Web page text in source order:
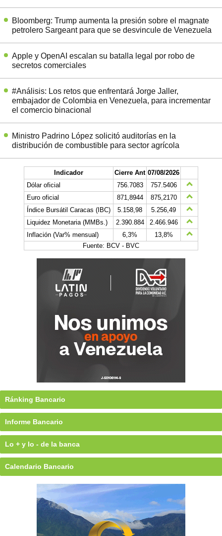
Bloomberg: Trump aumenta la presión sobre el magnate
petrolero Sargeant para que se desvincule de Venezuela
Apple y OpenAI escalan su batalla legal por robo de
secretos comerciales
#Análisis: Los retos que enfrentará Jorge Jaller,
embajador de Colombia en Venezuela, para incrementar
el comercio binacional
Ministro Padrino López solicitó auditorías en la
distribución de combustible para sector agrícola
Indicador Cierre Ant 07/08/2026
Dólar oficial
756.7083
757.5406
Euro oficial
871,8944
875,2170
Índice Bursátil Caracas (IBC)
5.158,98
5.256,49
Liquidez Monetaria (MMBs.)
2.390.884
2.466.946
Inflación (Var% mensual)
6,3%
13,8%
Fuente: BCV - BVC
Ránking Bancario
Informe Bancario
Lo + y lo - de la banca
Calendario Bancario